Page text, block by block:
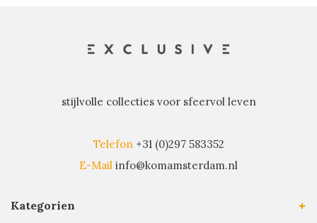
stijlvolle collecties voor sfeervol leven
Telefon +31 (0)297 583352
E-Mail info@komamsterdam.nl
Kategorien